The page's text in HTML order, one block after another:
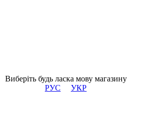
Виберіть будь ласка мову магазину
РУС
УКР